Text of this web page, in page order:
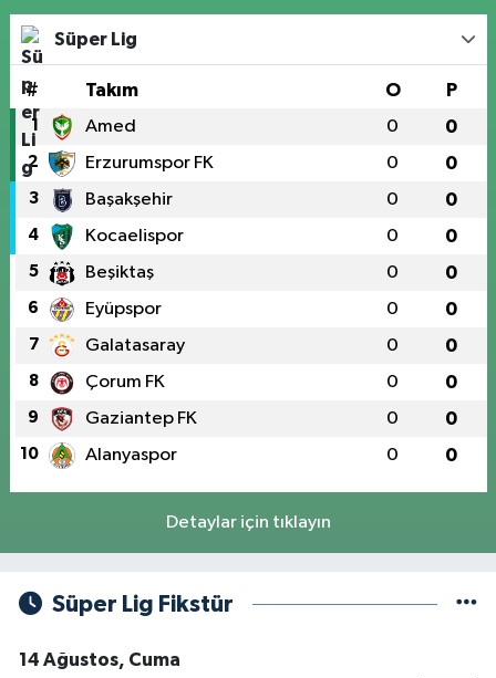
Süper Lig
# Takım O P
1 Amed 0 0
2 Erzurumspor FK 0 0
3 Başakşehir 0 0
4 Kocaelispor 0 0
5 Beşiktaş 0 0
6 Eyüpspor 0 0
7 Galatasaray 0 0
8 Çorum FK 0 0
9 Gaziantep FK 0 0
10 Alanyaspor 0 0
Detaylar için tıklayın
Süper Lig Fikstür
14 Ağustos, Cuma